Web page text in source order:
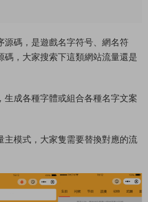
源碼，是遊戲名字符号、網名符
，大家搜索下這類網站流量還是
生成各種字體或組合各種名字文案
主模式，大家隻需要替換對應的流